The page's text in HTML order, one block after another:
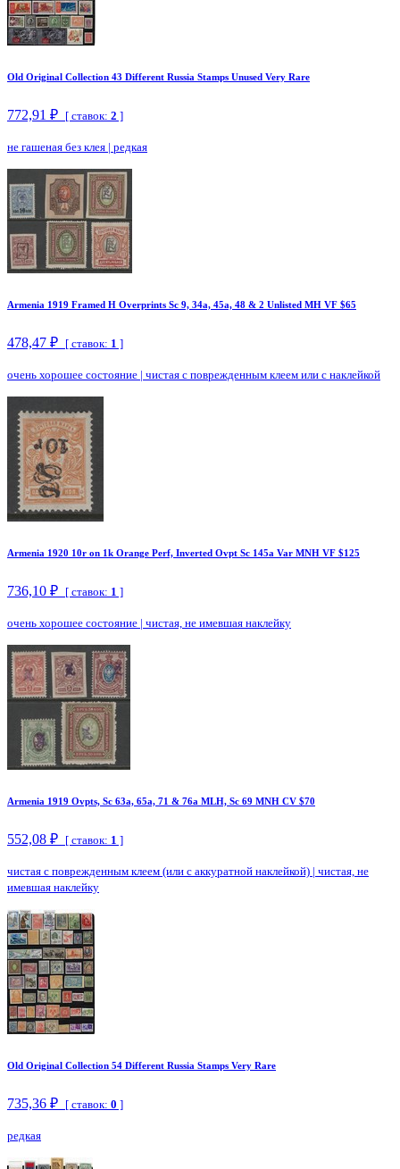
Old Original Collection 43 Different Russia Stamps Unused Very Rare
772,91 ₽ [ ставок: 2 ]
не гашеная без клея | редкая
Armenia 1919 Framed H Overprints Sc 9, 34a, 45a, 48 & 2 Unlisted MH VF $65
478,47 ₽ [ ставок: 1 ]
очень хорошее состояние | чистая с поврежденным клеем или с наклейкой
Armenia 1920 10r on 1k Orange Perf, Inverted Ovpt Sc 145a Var MNH VF $125
736,10 ₽ [ ставок: 1 ]
очень хорошее состояние | чистая, не имевшая наклейку
Armenia 1919 Ovpts, Sc 63a, 65a, 71 & 76a MLH, Sc 69 MNH CV $70
552,08 ₽ [ ставок: 1 ]
чистая с поврежденным клеем (или с аккуратной наклейкой) | чистая, не
имевшая наклейку
Old Original Collection 54 Different Russia Stamps Very Rare
735,36 ₽ [ ставок: 0 ]
редкая